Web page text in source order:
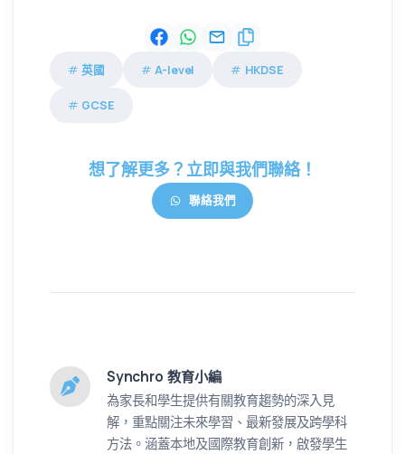
英國 A-level HKDSE
GCSE
想了解更多？立即與我們聯絡！
聯絡我們
Synchro 教育小編
為家長和學生提供有關教育趨勢的深入見
解，重點關注未來學習、最新發展及跨學科
方法。涵蓋本地及國際教育創新，啟發學生